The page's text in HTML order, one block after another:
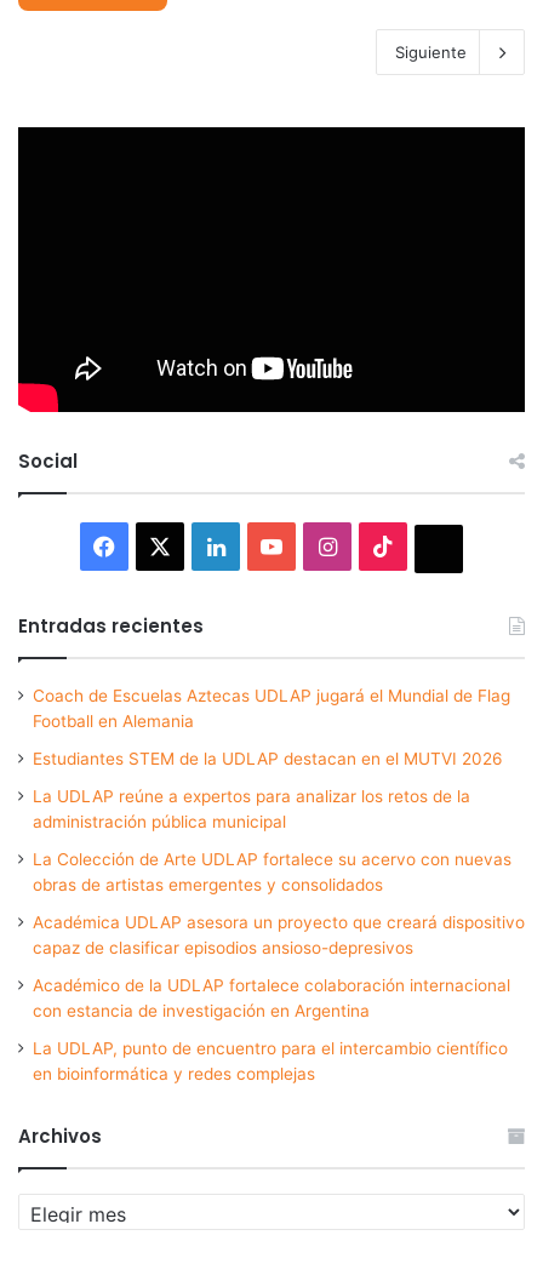
Siguiente
Social
Facebook LinkedInYouTubeInstagram
Entradas recientes
Coach de Escuelas Aztecas UDLAP jugará el Mundial de Flag
Football en Alemania
Estudiantes STEM de la UDLAP destacan en el MUTVI 2026
La UDLAP reúne a expertos para analizar los retos de la
administración pública municipal
La Colección de Arte UDLAP fortalece su acervo con nuevas
obras de artistas emergentes y consolidados
Académica UDLAP asesora un proyecto que creará dispositivo
capaz de clasificar episodios ansioso-depresivos
Académico de la UDLAP fortalece colaboración internacional
con estancia de investigación en Argentina
La UDLAP, punto de encuentro para el intercambio científico
en bioinformática y redes complejas
Archivos
Archivos